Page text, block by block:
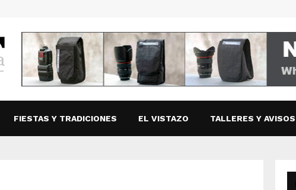
FIESTAS Y TRADICIONES EL VISTAZO TALLERES Y AVISOS